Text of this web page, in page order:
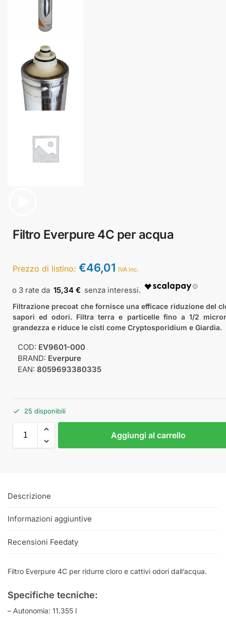
Filtro Everpure 4C per acqua
Prezzo di listino: €46,01 IVA inc.
15,34 €
Filtrazione precoat che fornisce una efficace riduzione del
sapori ed odori. Filtra terra e particelle fino a 1/2
grandezza e riduce le cisti come Cryptosporidium e Giardia.
COD: EV9601-000
BRAND: Everpure
EAN: 8059693380335
25 disponibili
Aggiungi al carrello
Descrizione
Informazioni aggiuntive
Recensioni Feedaty
Filtro Everpure 4C per ridurre cloro e cattivi odori dall’acqua.
Specifiche tecniche:
– Autonomia: 11.355 l